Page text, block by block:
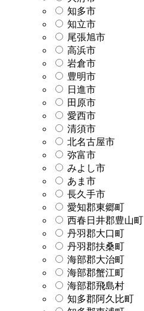
知多市
知立市
尾張旭市
高浜市
岩倉市
豊明市
日進市
田原市
愛西市
清須市
北名古屋市
弥富市
みよし市
あま市
長久手市
愛知郡東郷町
西春日井郡豊山町
丹羽郡大口町
丹羽郡扶桑町
海部郡大治町
海部郡蟹江町
海部郡飛島村
知多郡阿久比町